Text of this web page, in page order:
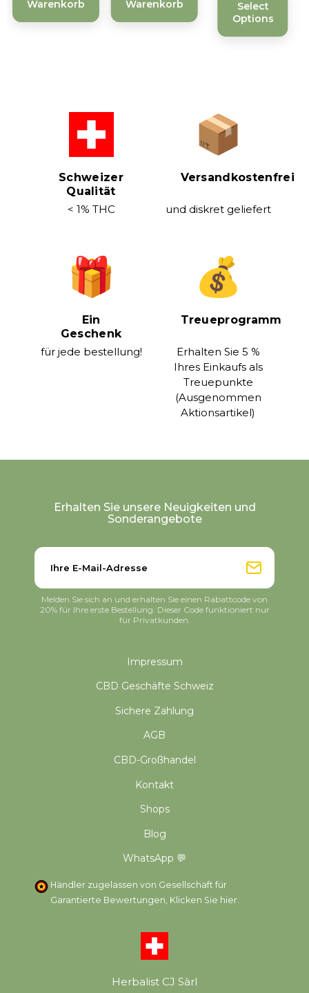
Warenkorb
Warenkorb
Select
Options
Schweizer
Qualität
< 1% THC
Versandkostenfrei
und diskret geliefert
Ein
Geschenk
für jede bestellung!
Treueprogramm
Erhalten Sie 5 %
Ihres Einkaufs als
Treuepunkte
(Ausgenommen
Aktionsartikel)
Herbalist CJ Sàrl
Impressum
CBD Geschäfte Schweiz
Sichere Zahlung
AGB
CBD-Großhandel
Kontakt
Shops
Blog
WhatsApp 💬
Händler zugelassen von Gesellschaft für
Garantierte Bewertungen, Klicken Sie hier.
Erhalten Sie unsere Neuigkeiten und
Sonderangebote
Melden Sie sich an und erhalten Sie einen Rabattcode von
20% für Ihre erste Bestellung. Dieser Code funktioniert nur
für Privatkunden.